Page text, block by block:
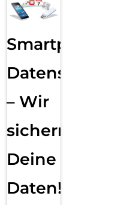
Smartphone
Datensicherung
– Wir
sichern
Deine
Daten!